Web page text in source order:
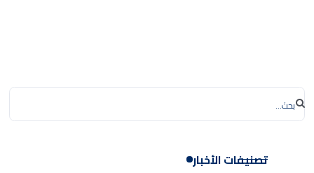
تصنيفات الأخبار